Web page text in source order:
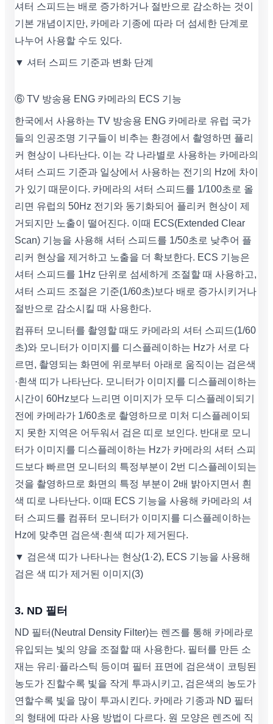
셔터 스피드는 배로 증가하거나 절반으로 감소하는 것이
기본 개념이지만, 카메라 기종에 따라 더 섬세한 단계로
나누어 사용할 수도 있다.
▼ 셔터 스피드 기준과 변화 단계
⑥ TV 방송용 ENG 카메라의 ECS 기능
한국에서 사용하는 TV 방송용 ENG 카메라로 유럽 국가
들의 인공조명 기구들이 비추는 환경에서 촬영하면 플리
커 현상이 나타난다. 이는 각 나라별로 사용하는 카메라의
셔터 스피드 기준과 일상에서 사용하는 전기의 Hz에 차이
가 있기 때문이다. 카메라의 셔터 스피드를 1/100초로 올
리면 유럽의 50Hz 전기와 동기화되어 플리커 현상이 제
거되지만 노출이 떨어진다. 이때 ECS(Extended Clear
Scan) 기능을 사용해 셔터 스피드를 1/50초로 낮추어 플
리커 현상을 제거하고 노출을 더 확보한다. ECS 기능은
셔터 스피드를 1Hz 단위로 섬세하게 조절할 때 사용하고,
셔터 스피드 조절은 기준(1/60초)보다 배로 증가시키거나
절반으로 감소시킬 때 사용한다.
컴퓨터 모니터를 촬영할 때도 카메라의 셔터 스피드(1/60
초)와 모니터가 이미지를 디스플레이하는 Hz가 서로 다
르면, 촬영되는 화면에 위로부터 아래로 움직이는 검은색
·흰색 띠가 나타난다. 모니터가 이미지를 디스플레이하는
시간이 60Hz보다 느리면 이미지가 모두 디스플레이되기
전에 카메라가 1/60초로 촬영하므로 미처 디스플레이되
지 못한 지역은 어두워서 검은 띠로 보인다. 반대로 모니
터가 이미지를 디스플레이하는 Hz가 카메라의 셔터 스피
드보다 빠르면 모니터의 특정부분이 2번 디스플레이되는
것을 촬영하므로 화면의 특정 부분이 2배 밝아지면서 흰
색 띠로 나타난다. 이때 ECS 기능을 사용해 카메라의 셔
터 스피드를 컴퓨터 모니터가 이미지를 디스플레이하는
Hz에 맞추면 검은색·흰색 띠가 제거된다.
▼ 검은색 띠가 나타나는 현상(1·2), ECS 기능을 사용해
검은 색 띠가 제거된 이미지(3)
3. ND 필터
ND 필터(Neutral Density Filter)는 렌즈를 통해 카메라로
유입되는 빛의 양을 조절할 때 사용한다. 필터를 만든 소
재는 유리·플라스틱 등이며 필터 표면에 검은색이 코팅된
농도가 진할수록 빛을 작게 투과시키고, 검은색의 농도가
연할수록 빛을 많이 투과시킨다. 카메라 기종과 ND 필터
의 형태에 따라 사용 방법이 다르다. 원 모양은 렌즈에 직